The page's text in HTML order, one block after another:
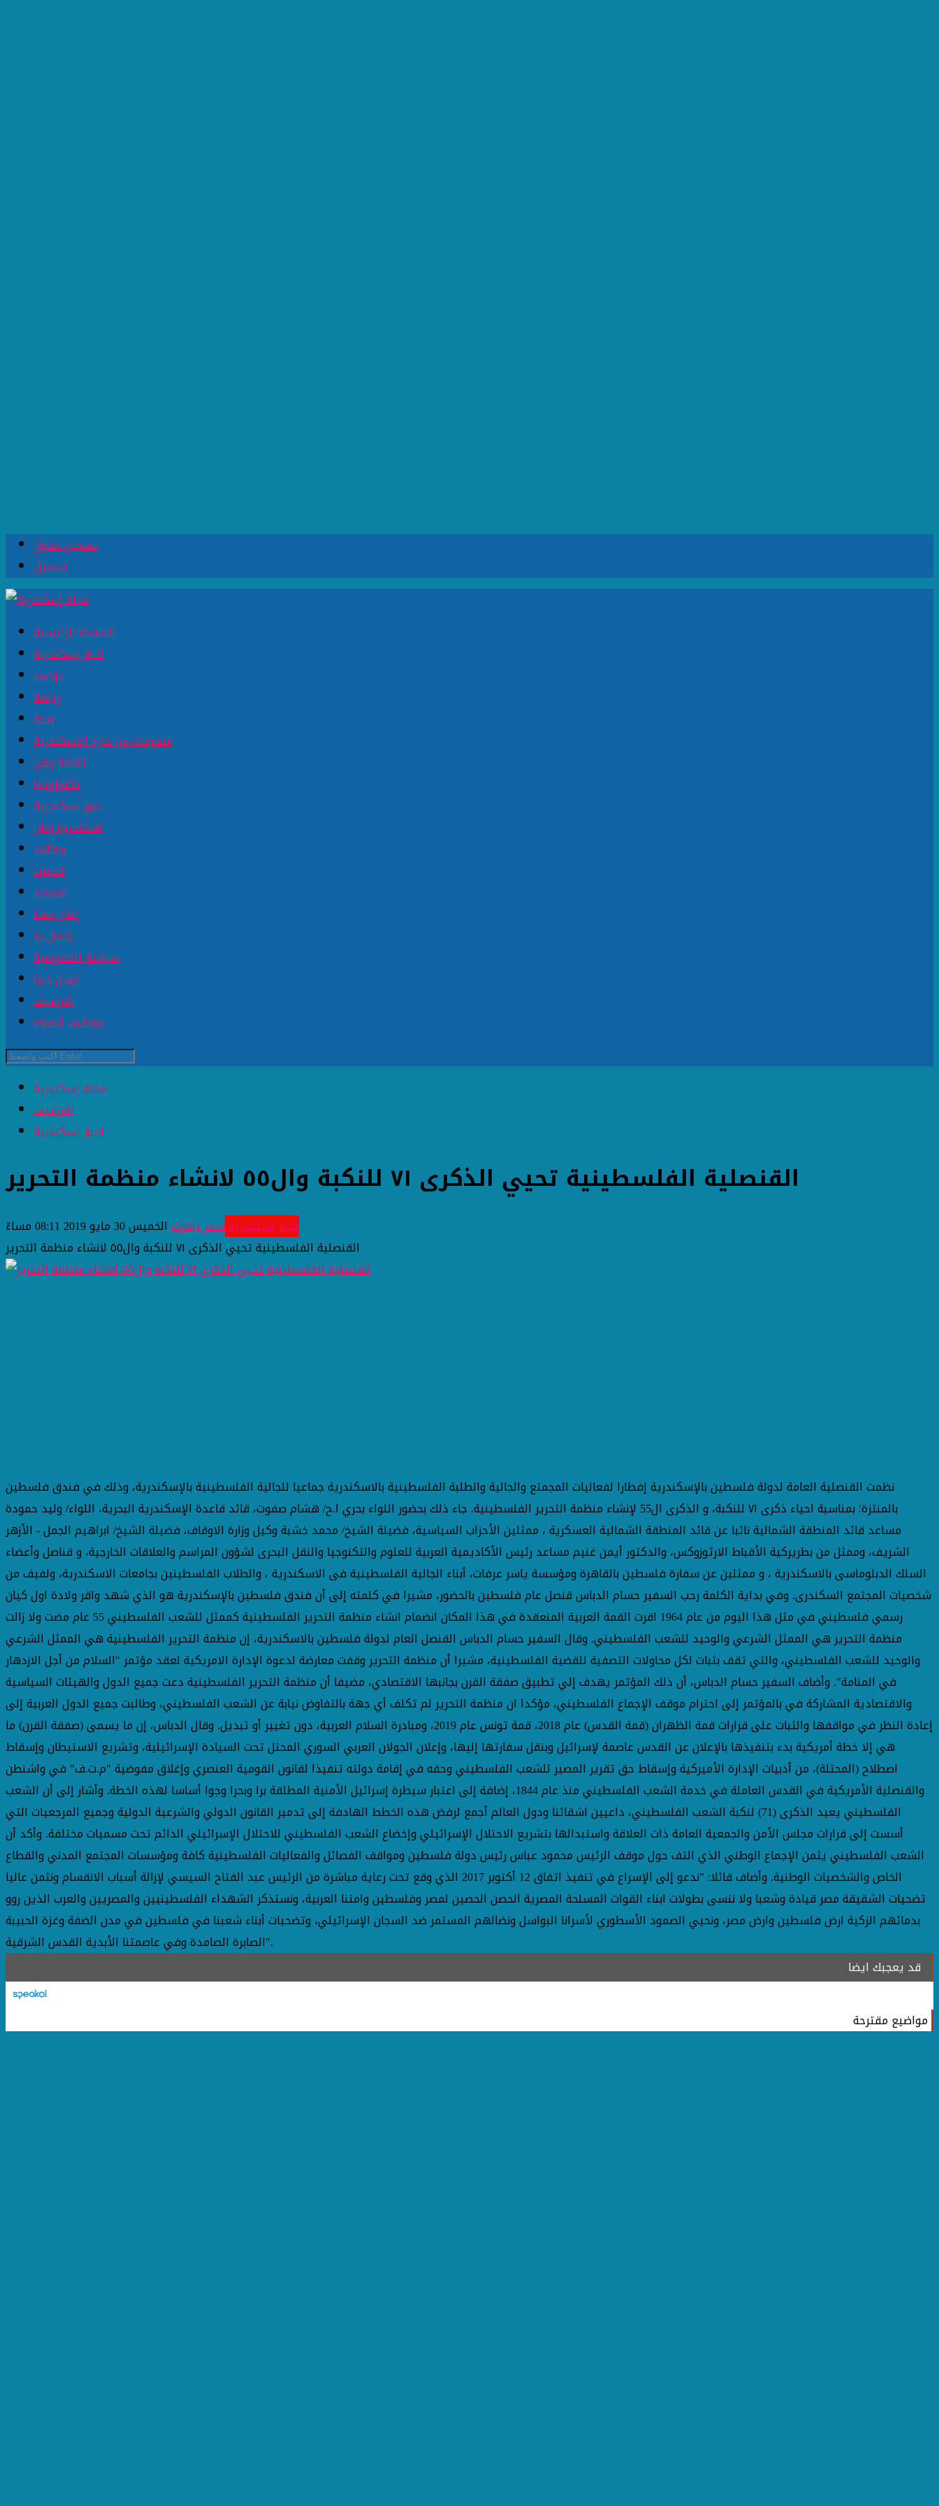
تسجيل دخول
تسجيل
الصفحة الرئيسية
اخبار اسكندرية
حوادث
رياضة
صحة
متفرقات من خارج الإسكندرية
ثقافة وفن
تكنولوجيا
صور اسكندرية
اسكندرية زمان
مقالات
خدمات
اقتصاد
إعلن معنا
إتصل بنا
سياسة الخصوصية
ارسل خبرا
الارشيف
مواقيت الصلاة
مجلة إسكندرية
الارشيف
اخبار اسكندرية
القنصلية الفلسطينية تحيي الذكرى ٧١ للنكبة وال٥٥ لانشاء منظمة التحرير
اخبار اسكندريةسمر ياقوت الخميس 30 مايو 2019 08:11 مساءً
القنصلية الفلسطينية تحيي الذكرى ٧١ للنكبة وال٥٥ لانشاء منظمة التحرير
نظمت القنصلية العامة لدولة فلسطين بالإسكندرية إفطارا لفعاليات المجمتع والجالية والطلبة الفلسطينية بالاسكندرية جماعيا للجالية الفلسطينية بالإسكندرية، وذلك في فندق فلسطين
بالمنتزة؛ بمناسبة احياء ذكرى ٧١ للنكبة، و الذكرى ال55 لإنشاء منظمة التحرير الفلسطينية. جاء ذلك بحضور اللواء بحري ا.ح/ هشام صفوت، قائد قاعدة الإسكندرية البحرية، اللواء/ وليد حمودة
مساعد قائد المنطقة الشمالية نائبا عن قائد المنطقة الشمالية العسكرية ، ممثلين الأحزاب السياسية، فضيلة الشيخ/ محمد خشبة وكيل وزارة الاوقاف، فضيلة الشيخ/ ابراهيم الجمل - الأزهر
الشريف، وممثل من بطريركية الأقباط الارثوزوكس، والدكتور أيمن غنيم مساعد رئيس الأكاديمية العربية للعلوم والتكنوجيا والنقل البحرى لشؤون المراسم والعلاقات الخارجية، و قناصل وأعضاء
السلك الدبلوماسى بالاسكندرية ، و ممثلين عن سفارة فلسطين بالقاهرة ومؤسسة ياسر عرفات، أبناء الجالية الفلسطينية فى الاسكندرية ، والطلاب الفلسطينين بجامعات الاسكندرية، ولفيف من
شخصيات المجتمع السكندرى. وفي بداية الكلمة رحب السفير حسام الدباس قنصل عام فلسطين بالحضور، مشيرا في كلمته إلى أن فندق فلسطين بالإسكندرية هو الذي شهد واقر ولادة اول كيان
رسمي فلسطيني في مثل هذا اليوم من عام 1964 اقرت القمة العربية المنعقدة في هذا المكان انضمام انشاء منظمة التحرير الفلسطينية كممثل للشعب الفلسطيني 55 عام مضت ولا زالت
منظمة التحرير هي الممثل الشرعي والوحيد للشعب الفلسطيني. وقال السفير حسام الدباس القنصل العام لدولة فلسطين بالاسكندرية، إن منظمة التحرير الفلسطينية هي الممثل الشرعي
والوحيد للشعب الفلسطيني، والتي تقف بثبات لكل محاولات التصفية للقضية الفلسطينية، مشيرا أن منظمة التحرير وقفت معارضة لدعوة الإدارة الامريكية لعقد مؤتمر "السلام من أجل الازدهار
في المنامة". وأضاف السفير حسام الدباس، أن ذلك المؤتمر يهدف إلي تطبيق صفقة القرن بجانبها الاقتصادي، مضيفا أن منظمة التحرير الفلسطينية دعت جميع الدول والهيئات السياسية
والاقتصادية المشاركة في بالمؤتمر إلى احترام موقف الإجماع الفلسطيني، مؤكدا ان منظمة التحرير لم تكلف أي جهة بالتفاوض نيابة عن الشعب الفلسطيني، وطالبت جميع الدول العربية إلى
إعادة النظر في مواقفها والثبات على قرارات قمة الظهران (قمة القدس) عام 2018، قمة تونس عام 2019، ومبادرة السلام العربية، دون تغيير أو تبديل. وقال الدباس، إن ما يسمى (صفقة القرن) ما
هي إلا خطة أمريكية بدء بتنفيذها بالإعلان عن القدس عاصمة لإسرائيل وبنقل سفارتها إليها، وإعلان الجولان العربي السوري المحتل تحت السيادة الإسرائيلية، وتشريع الاستيطان وإسقاط
اصطلاح (المحتلة)، من أدبيات الإدارة الأميركية وإسقاط حق تقرير المصير للشعب الفلسطيني وحقه في إقامة دولته تنفيذا لقانون القومية العنصري وإغلاق مفوضية "م.ت.ف" في واشنطن
والقنصلية الأمريكية في القدس العاملة في خدمة الشعب الفلسطيني منذ عام 1844، إضافة إلى اعتبار سيطرة إسرائيل الأمنية المطلقة برا وبحرا وجوا أساسا لهذه الخطة. وأشار إلى أن الشعب
الفلسطيني يعيد الذكرى (71) لنكبة الشعب الفلسطيني، داعيين اشقائنا ودول العالم أجمع لرفض هذه الخطط الهادفة إلى تدمير القانون الدولي والشرعية الدولية وجميع المرجعيات التي
أسست إلى قرارات مجلس الأمن والجمعية العامة ذات العلاقة واستبدالها بتشريع الاحتلال الإسرائيلي وإخضاع الشعب الفلسطيني للاحتلال الإسرائيلي الدائم تحت مسميات مختلفة. وأكد أن
الشعب الفلسطيني يثمن الإجماع الوطني الذي التف حول موقف الرئيس محمود عباس رئيس دولة فلسطين ومواقف الفصائل والفعاليات الفلسطينية كافة ومؤسسات المجتمع المدني والقطاع
الخاص والشخصيات الوطنية. وأضاف قائلا: "ندعو إلى الإسراع في تنفيذ اتفاق 12 أكتوبر 2017 الذي وقع تحت رعاية مباشرة من الرئيس عبد الفتاح السيسي لإزالة أسباب الانقسام ونثمن عاليا
تضحيات الشقيقة مصر قيادة وشعبا ولا ننسى بطولات ابناء القوات المسلحة المصرية الحصن الحصين لمصر وفلسطين وامتنا العربية، ونستذكر الشهداء الفلسطينيين والمصريين والعرب الذين روو
بدمائهم الزكية ارض فلسطين وارض مصر، ونحيي الصمود الأسطوري لأسرانا البواسل ونضالهم المستمر ضد السجان الإسرائيلي، وتضحيات أبناء شعبنا في فلسطين في مدن الضفة وغزة الحبيبة
الصابرة الصامدة وفي عاصمتنا الأبدية القدس الشرقية".
قد يعجبك ايضا
مواضيع مقترحة